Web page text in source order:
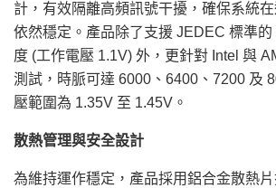
計，有效隔離高頻訊號干擾，確保系統
依然穩定。產品除了支援 JEDEC 標準的
度 (工作電壓 1.1V) 外，更針對 Intel 與
測試，時脈可達 6000、6400、7200 及
壓範圍為 1.35V 至 1.45V。
散熱管理與安全設計
為維持運作穩定，產品採用鋁合金散熱